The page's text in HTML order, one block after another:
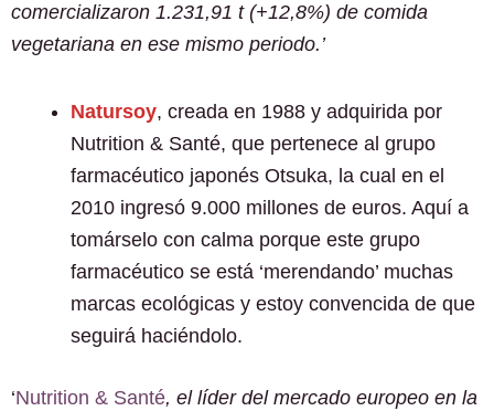
comercializaron 1.231,91 t (+12,8%) de comida
vegetariana en ese mismo periodo.’
Natursoy, creada en 1988 y adquirida por
Nutrition & Santé, que pertenece al grupo
farmacéutico japonés Otsuka, la cual en el
2010 ingresó 9.000 millones de euros. Aquí a
tomárselo con calma porque este grupo
farmacéutico se está ‘merendando’ muchas
marcas ecológicas y estoy convencida de que
seguirá haciéndolo.
‘Nutrition & Santé, el líder del mercado europeo en la